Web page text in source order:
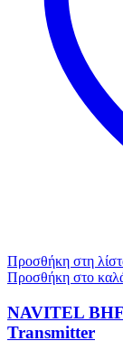
Προσθήκη στη
Προσθήκη στο
NAVITEL
Transmitter